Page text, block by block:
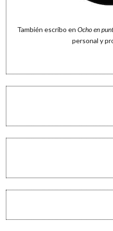
También escribo en Ocho en
personal y